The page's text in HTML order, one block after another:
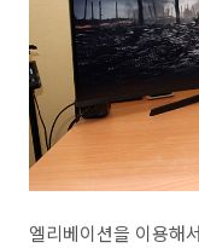
엘리베이션을 이용해